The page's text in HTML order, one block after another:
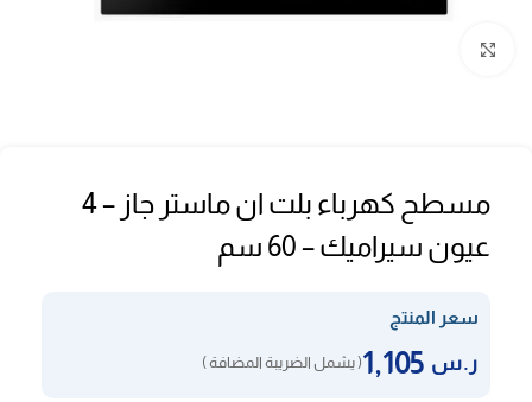
مسطح كهرباء بلت ان ماستر جاز – 4
عيون سيراميك – 60 سم
سعر المنتج
ر.س ( يشمل الضريبة المضافة )